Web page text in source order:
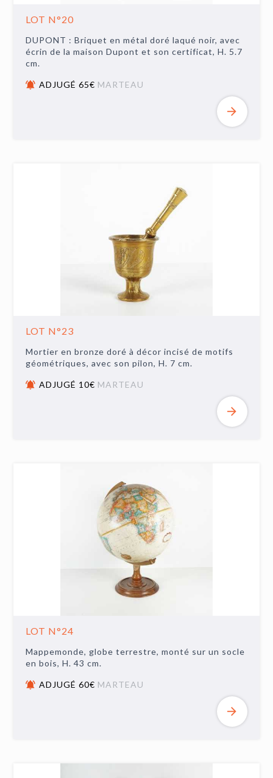
LOT N°20
DUPONT : Briquet en métal doré laqué noir, avec
écrin de la maison Dupont et son certificat, H. 5.7
cm.
ADJUGÉ 65€ MARTEAU
LOT N°23
Mortier en bronze doré à décor incisé de motifs
géométriques, avec son pilon, H. 7 cm.
ADJUGÉ 10€ MARTEAU
LOT N°24
Mappemonde, globe terrestre, monté sur un socle
en bois, H. 43 cm.
ADJUGÉ 60€ MARTEAU